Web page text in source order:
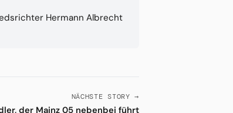
Hermann Albrecht
NÄCHSTE STORY →
der Mainz 05 nebenbei führt